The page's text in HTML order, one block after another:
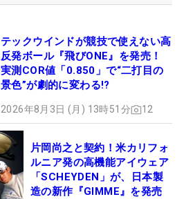
テックウインドが競技で使えない高
反発ボール『飛びONE』を発売！
実測COR値「0.850」で“二打目の
景色”が劇的に変わる!?
2026年8月3日 (月) 13時51分 12
片岡尚之と契約！米カリフォ
ルニア発の高機能アイウェア
「SCHEYDEN」が、日本製
造の新作『GIMME』を発売